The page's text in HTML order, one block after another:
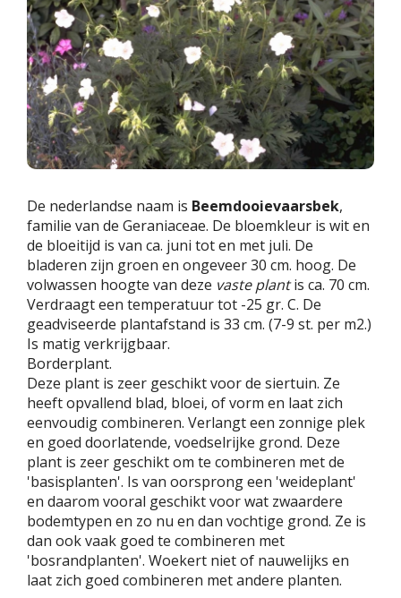
De nederlandse naam is Beemdooievaarsbek,
familie van de Geraniaceae. De bloemkleur is wit en
de bloeitijd is van ca. juni tot en met juli. De
bladeren zijn groen en ongeveer 30 cm. hoog. De
volwassen hoogte van deze vaste plantis ca. 70 cm.
Verdraagt een temperatuur tot -25 gr. C. De
geadviseerde plantafstand is 33 cm. (7-9 st. per m2.)
Is matig verkrijgbaar.
Borderplant.
Deze plant is zeer geschikt voor de siertuin. Ze
heeft opvallend blad, bloei, of vorm en laat zich
eenvoudig combineren. Verlangt een zonnige plek
en goed doorlatende, voedselrijke grond. Deze
plant is zeer geschikt om te combineren met de
'basisplanten'. Is van oorsprong een 'weideplant'
en daarom vooral geschikt voor wat zwaardere
bodemtypen en zo nu en dan vochtige grond. Ze is
dan ook vaak goed te combineren met
'bosrandplanten'. Woekert niet of nauwelijks en
laat zich goed combineren met andere planten.